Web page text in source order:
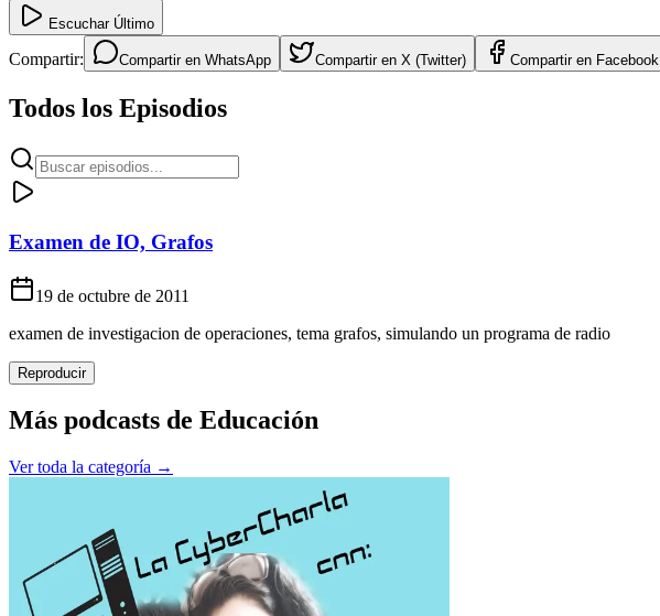
Escuchar Último
Compartir: Compartir en WhatsApp Compartir en X (Twitter) Compartir en Facebook
Todos los Episodios
Examen de IO, Grafos
19 de octubre de 2011
examen de investigacion de operaciones, tema grafos, simulando un programa de radio
Reproducir
Más podcasts de Educación
Ver toda la categoría →